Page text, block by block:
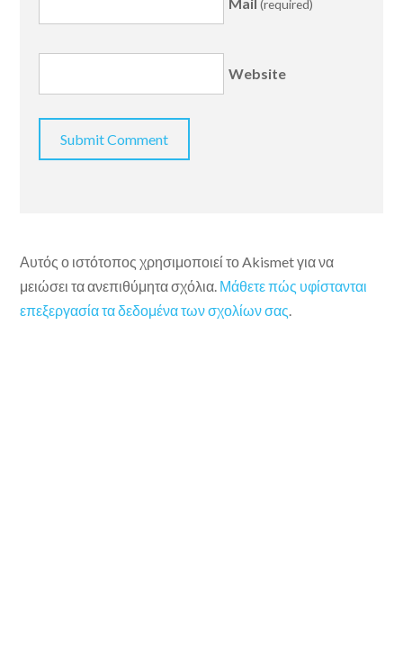
(required)
Website
Αυτός ο ιστότοπος χρησιμοποιεί το Akismet για να
μειώσει τα ανεπιθύμητα σχόλια. Μάθετε πώς υφίστανται
επεξεργασία τα δεδομένα των σχολίων σας.